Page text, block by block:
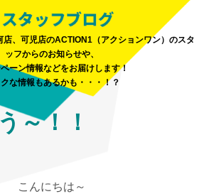
、可児店のACTION1（アクションワン）のスタ
ッフからのお知らせや、
ーン情報などをお届けします！
な情報もあるかも・・・！？
～！！
こんにちは～